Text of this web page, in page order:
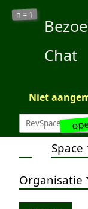
n = 1
Chat
Niet
Space
Organisatie